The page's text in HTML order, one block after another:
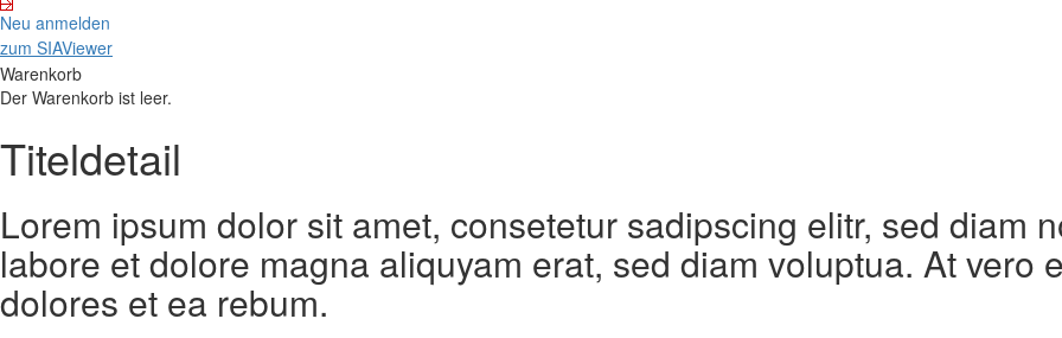
Neu anmelden
zum SIAViewer
Warenkorb
Der Warenkorb ist leer.
Titeldetail
Lorem ipsum dolor sit amet, consetetur sadipscing elitr, sed diam
labore et dolore magna aliquyam erat, sed diam voluptua. At vero
dolores et ea rebum.